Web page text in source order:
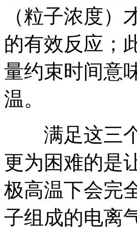
（粒子浓度
的有效反应；
量约束时间意
温。
满足这三个
更为困难的是
极高温下会完
子组成的电离